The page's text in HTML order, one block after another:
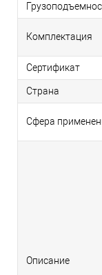
Комплектация
Сертификат
Страна
Сфера
Описание